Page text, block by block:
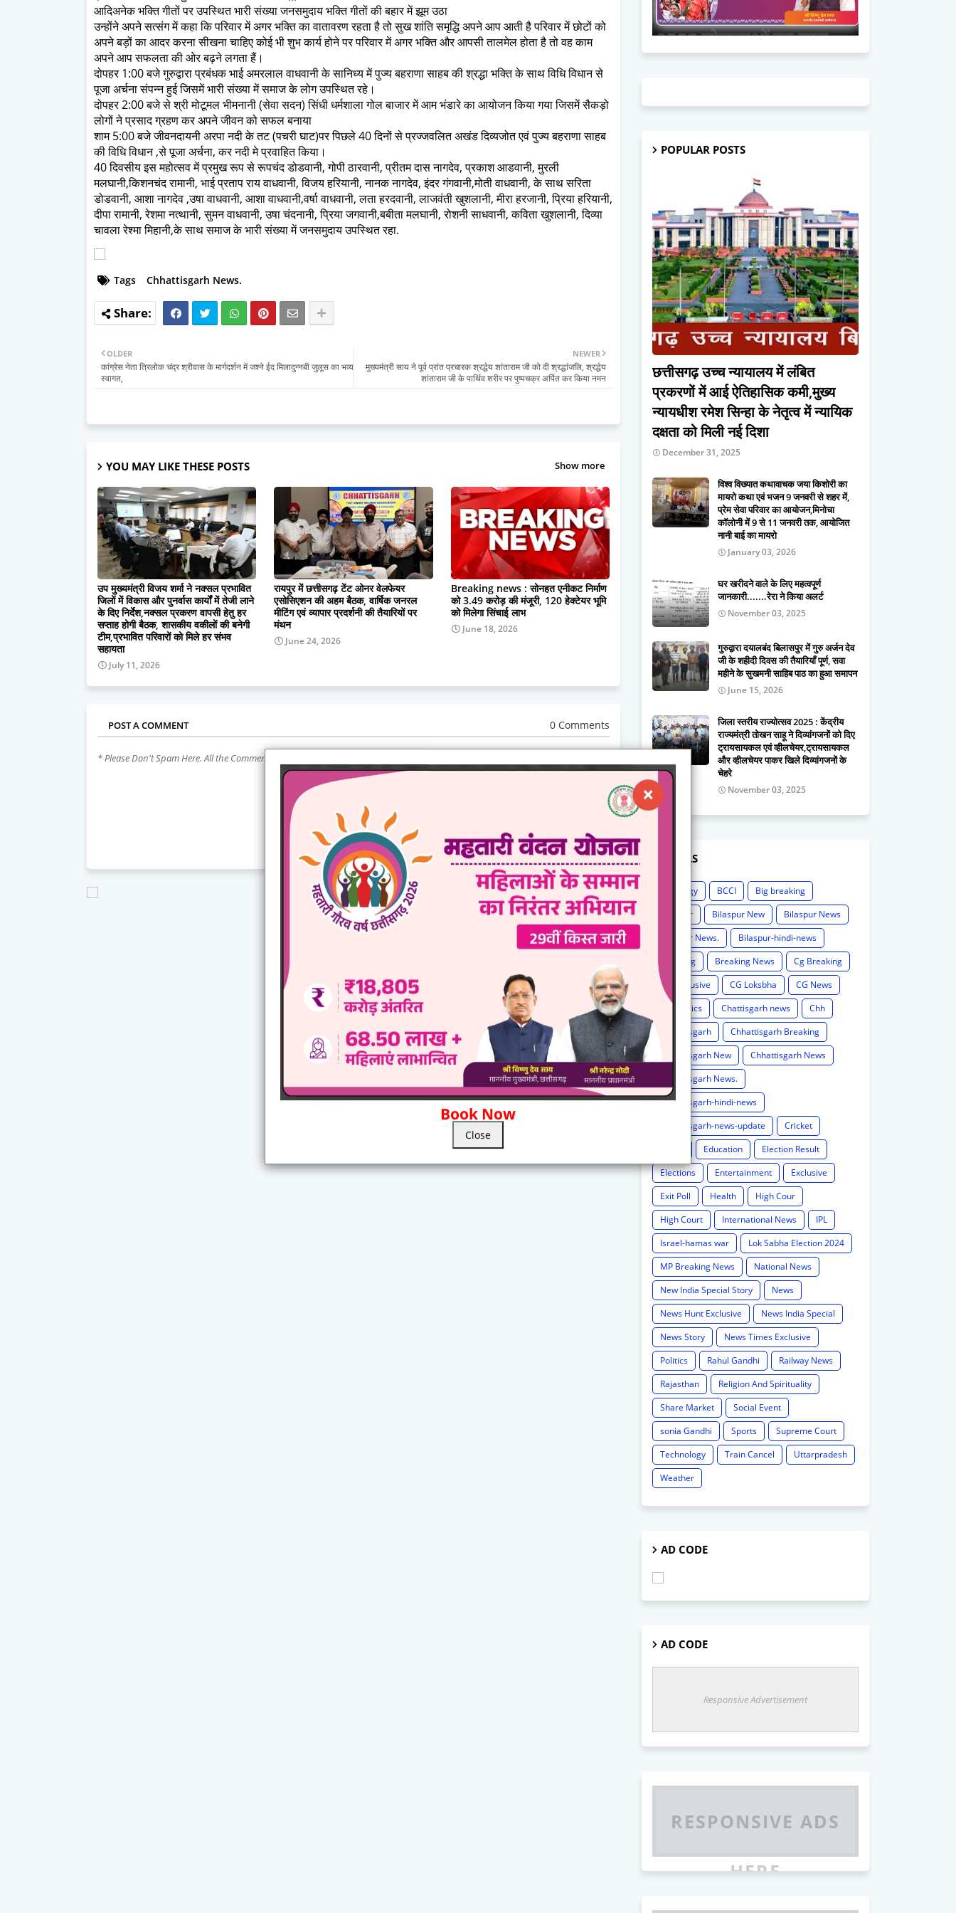
आदिअनेक भक्ति गीतों पर उपस्थित भारी संख्या जनसमुदाय भक्ति गीतों की बहार में झूम उठा
उन्होंने अपने सत्संग में कहा कि परिवार में अगर भक्ति का वातावरण रहता है तो सुख शांति समृद्धि अपने आप आती है परिवार में छोटों को
अपने बड़ों का आदर करना सीखना चाहिए कोई भी शुभ कार्य होने पर परिवार में अगर भक्ति और आपसी तालमेल होता है तो वह काम
अपने आप सफलता की ओर बढ़ने लगता हैं।
दोपहर 1:00 बजे गुरुद्वारा प्रबंधक भाई अमरलाल वाधवानी के सानिध्य में पुज्य बहराणा साहब की श्रद्धा भक्ति के साथ विधि विधान से
पूजा अर्चना संपन्न हुई जिसमें भारी संख्या में समाज के लोग उपस्थित रहे।
दोपहर 2:00 बजे से श्री मोटूमल भीमनानी (सेवा सदन) सिंधी धर्मशाला गोल बाजार में आम भंडारे का आयोजन किया गया जिसमें सैकड़ो
लोगों ने प्रसाद ग्रहण कर अपने जीवन को सफल बनाया
शाम 5:00 बजे जीवनदायनी अरपा नदी के तट (पचरी घाट)पर पिछले 40 दिनों से प्रज्जवलित अखंड दिव्यजोत एवं पुज्य बहराणा साहब
की विधि विधान ,से पूजा अर्चना, कर नदी मे प्रवाहित किया।
40 दिवसीय इस महोत्सव में प्रमुख रूप से रूपचंद डोडवानी, गोपी ठारवानी, प्रीतम दास नागदेव, प्रकाश आडवानी, मुरली
मलघानी,किशनचंद रामानी, भाई प्रताप राय वाधवानी, विजय हरियानी, नानक नागदेव, इंदर गंगवानी,मोती वाधवानी, के साथ सरिता
डोडवानी, आशा नागदेव ,उषा वाधवानी, आशा वाधवानी,वर्षा वाधवानी, लता हरदवानी, लाजवंती खुशलानी, मीरा हरजानी, प्रिया हरियानी,
दीपा रामानी, रेशमा नत्थानी, सुमन वाधवानी, उषा चंदनानी, प्रिया जगवानी,बबीता मलघानी, रोशनी साधवानी, कविता खुशलानी, दिव्या
चावला रेश्मा मिहानी,के साथ समाज के भारी संख्या में जनसमुदाय उपस्थित रहा.
Tags Chhattisgarh News.
NEWER
मुख्यमंत्री साय ने पूर्व प्रांत प्रचारक श्रद्धेय शांताराम जी को दी श्रद्धांजलि, श्रद्धेय
शांताराम जी के पार्थिव शरीर पर पुष्पचक्र अर्पित कर किया नमन
OLDER
कांग्रेस नेता त्रिलोक चंद्र श्रीवास के मार्गदर्शन में जश्ने ईद मिलादुन्नबी जुलूस का भव्य
स्वागत,
YOU MAY LIKE THESE POSTS Show more
उप मुख्यमंत्री विजय शर्मा ने नक्सल प्रभावित
जिलों में विकास और पुनर्वास कार्यों में तेजी लाने
के दिए निर्देश,नक्सल प्रकरण वापसी हेतु हर
सप्ताह होगी बैठक, शासकीय वकीलों की बनेगी
टीम,प्रभावित परिवारों को मिले हर संभव
सहायता
July 11, 2026
रायपुर में छत्तीसगढ़ टेंट ओनर वेलफेयर
एसोसिएशन की अहम बैठक, वार्षिक जनरल
मीटिंग एवं व्यापार प्रदर्शनी की तैयारियों पर
मंथन
June 24, 2026
Breaking news : सोनहत एनीकट निर्माण
को 3.49 करोड़ की मंजूरी, 120 हेक्टेयर भूमि
को मिलेगा सिंचाई लाभ
June 18, 2026
POST A COMMENT 0 Comments
* Please Don't Spam Here. All the Comments are Reviewed by Admin.
Book Now
Close
POPULAR POSTS
छत्तीसगढ़ उच्च न्यायालय में लंबित
प्रकरणों में आई ऐतिहासिक कमी,मुख्य
न्यायधीश रमेश सिन्हा के नेतृत्व में न्यायिक
दक्षता को मिली नई दिशा
December 31, 2025
विश्व विख्यात कथावाचक जया किशोरी का
मायरो कथा एवं भजन 9 जनवरी से शहर में,
प्रेम सेवा परिवार का आयोजन,मिनोचा
कॉलोनी में 9 से 11 जनवरी तक, आयोजित
नानी बाई का मायरो
January 03, 2026
घर खरीदने वाले के लिए महत्वपूर्ण
जानकारी.......रेरा ने किया अलर्ट
November 03, 2025
गुरुद्वारा दयालबंद बिलासपुर में गुरु अर्जन देव
जी के शहीदी दिवस की तैयारियाँ पूर्ण, सवा
महीने के सुखमनी साहिब पाठ का हुआ समापन
June 15, 2026
जिला स्तरीय राज्योत्सव 2025 : केंद्रीय
राज्यमंत्री तोखन साहू ने दिव्यांगजनों को दिए
ट्रायसायकल एवं व्हीलचेयर,ट्रायसायकल
और व्हीलचेयर पाकर खिले दिव्यांगजनों के
चेहरे
November 03, 2025
LABELS
Astrology BCCI
Big breaking
Bilaspur
Bilaspur New
Bilaspur News
Bilaspur News.
Bilaspur-hindi-news
Breaking
Breaking News
Cg Breaking
CG exclusive
CG Loksbha
CG News
CG politics
Chattisgarh news
Chh
Chhattisgarh
Chhattisgarh Breaking
Chhattisgarh New
Chhattisgarh News
Chhattisgarh News.
Chhattisgarh-hindi-news
Chhattisgarh-news-update
Cricket
Education
Election Result
Elections
Entertainment
Exclusive
Exit Poll
Health
High Cour
High Court
International News
IPL
Israel-hamas war
Lok Sabha Election 2024
MP Breaking News
National News
New India Special Story
News
News Hunt Exclusive
News India Special
News Story
News Times Exclusive
Politics
Rahul Gandhi
Railway News
Rajasthan
Religion And Spirituality
Share Market
Social Event
sonia Gandhi
Sports
Supreme Court
Technology
Train Cancel
Uttarpradesh
Weather
AD CODE
AD CODE
Responsive Advertisement
RESPONSIVE ADS
HERE